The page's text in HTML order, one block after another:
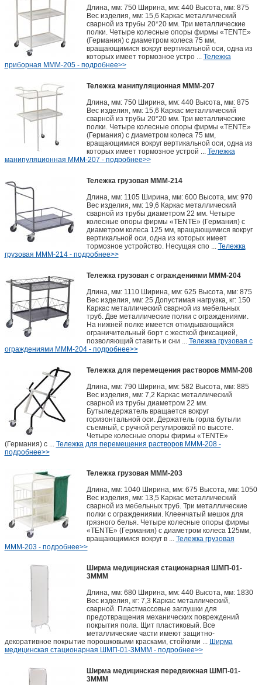
Длина, мм: 750 Ширина, мм: 440 Высота, мм: 875
Вес изделия, мм: 15,6 Каркас металлический
сварной из трубы 20*20 мм. Три металлические
полки. Четыре колесные опоры фирмы «TENTE»
(Германия) с диаметром колеса 75 мм,
вращающимися вокруг вертикальной оси, одна из
которых имеет тормозное устро ... Тележка
приборная МММ-205 - подробнее>>
Тележка манипуляционная МММ-207
Длина, мм: 750 Ширина, мм: 440 Высота, мм: 875
Вес изделия, мм: 15,6 Каркас металлический
сварной из трубы 20*20 мм. Три металлические
полки. Четыре колесные опоры фирмы «TENTE»
(Германия) с диаметром колеса 75 мм,
вращающимися вокруг вертикальной оси, одна из
которых имеет тормозное устрой ... Тележка
манипуляционная МММ-207 - подробнее>>
Тележка грузовая МММ-214
Длина, мм: 1105 Ширина, мм: 600 Высота, мм: 970
Вес изделия, мм: 19,6 Каркас металлический
сварной из трубы диаметром 22 мм. Четыре
колесные опоры фирмы «TENTE» (Германия) с
диаметром колеса 125 мм, вращающимися вокруг
вертикальной оси, одна из которых имеет
тормозное устройство. Несущая спо ... Тележка
грузовая МММ-214 - подробнее>>
Тележка грузовая с ограждениями МММ-204
Длина, мм: 1110 Ширина, мм: 625 Высота, мм: 875
Вес изделия, мм: 25 Допустимая нагрузка, кг: 150
Каркас металлический сварной из мебельных
труб. Две металлические полки с ограждениями.
На нижней полке имеется откидывающийся
ограничительный борт с жесткой фиксацией,
позволяющий ставить и сни ... Тележка грузовая с
ограждениями МММ-204 - подробнее>>
Тележка для перемещения растворов МММ-208
Длина, мм: 790 Ширина, мм: 582 Высота, мм: 885
Вес изделия, мм: 7,2 Каркас металлический
сварной из трубы диаметром 22 мм.
Бутыледержатель вращается вокруг
горизонтальной оси. Держатель горла бутыли
съемный, с ручной регулировкой по высоте.
Четыре колесные опоры фирмы «TENTE»
(Германия) с ... Тележка для перемещения растворов МММ-208 -
подробнее>>
Тележка грузовая МММ-203
Длина, мм: 1040 Ширина, мм: 675 Высота, мм: 1050
Вес изделия, мм: 13,5 Каркас металлический
сварной из мебельных труб. Три металлические
полки с ограждениями. Клеенчатый мешок для
грязного белья. Четыре колесные опоры фирмы
«TENTE» (Германия) с диаметром колеса 125мм,
вращающимися вокруг в ... Тележка грузовая
МММ-203 - подробнее>>
Ширма медицинская стационарная ШМП-01-
3МММ
Длина, мм: 680 Ширина, мм: 440 Высота, мм: 1830
Вес изделия, кг: 7,3 Каркас металлический,
сварной. Пластмассовые заглушки для
предотвращения механических повреждений
покрытия пола. Щит пластиковый. Все
металлические части имеют защитно-
декоративное покрытие порошковыми красками, стойкими ... Ширма
медицинская стационарная ШМП-01-3МММ - подробнее>>
Ширма медицинская передвижная ШМП-01-
3МММ